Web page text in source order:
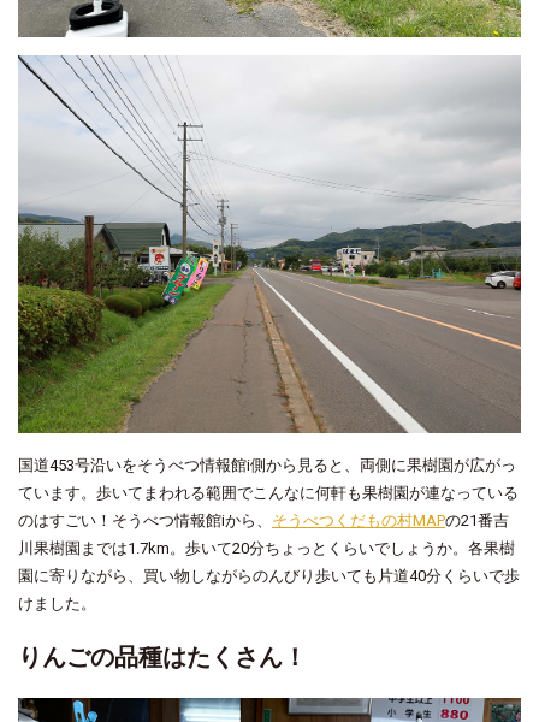
国道453号沿いをそうべつ情報館i側から見ると、両側に果樹園が広がっ
ています。歩いてまわれる範囲でこんなに何軒も果樹園が連なっている
のはすごい！そうべつ情報館iから、 そうべつくだもの村MAPの21番吉
川果樹園までは1.7km。歩いて20分ちょっとくらいでしょうか。各果樹
園に寄りながら、買い物しながらのんびり歩いても片道40分くらいで歩
けました。
りんごの品種はたくさん！